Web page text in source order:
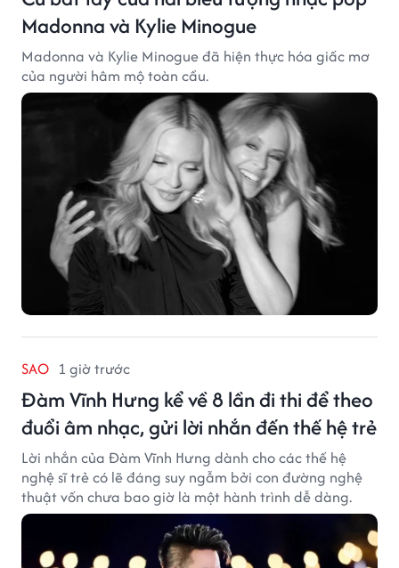
Madonna và Kylie Minogue
Madonna và Kylie Minogue đã hiện thực hóa giấc mơ
của người hâm mộ toàn cầu.
SAO 1 giờ trước
Đàm Vĩnh Hưng kể về 8 lần đi thi để theo
đuổi âm nhạc, gửi lời nhắn đến thế hệ trẻ
Lời nhắn của Đàm Vĩnh Hưng dành cho các thế hệ
nghệ sĩ trẻ có lẽ đáng suy ngẫm bởi con đường nghệ
thuật vốn chưa bao giờ là một hành trình dễ dàng.